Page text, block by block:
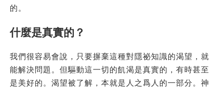
的。
什麼是真實的？
我們很容易會說，只要摒棄這種對隱祕知識的渴望，就
能解決問題。但驅動這一切的飢渴是真實的，有時甚至
是美好的。渴望被了解，本就是人之爲人的一部分。神